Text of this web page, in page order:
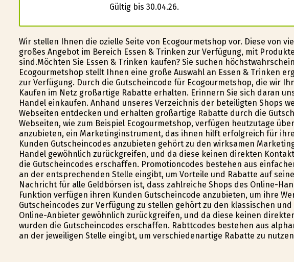
Gültig bis 30.04.26.
Wir stellen Ihnen die ofizielle Seite von Ecogourmetshop vor. Diese von
großes Angebot im Bereich Essen & Trinken zur Verfügung, mit
sind.Möchten Sie Essen & Trinken kaufen? Sie suchen
Ecogourmetshop stellt Ihnen eine große Auswahl an Essen & Trinken
zur Verfügung. Durch die Gutscheincode für Ecogourmetshop, die wir
Kaufen im Netz großartige Rabatte erhalten. Erinnern Sie sich daran
Handel einkaufen. Anhand unseres Verzeichnis der beteiligten Shops
Webseiten entdecken und erhalten großartige Rabatte durch die
Webseiten, wie zum Beispiel Ecogourmetshop, verfügen heutzutage
anzubieten, ein Marketinginstrument, das ihnen hilft erfolgreich für
Kunden Gutscheincodes anzubieten gehört zu den wirksamen
Handel gewöhnlich zurückgreifen, und da diese keinen direkten
die Gutscheincodes erschaffen. Promotioncodes bestehen aus
an der entsprechenden Stelle eingibt, um Vorteile und Rabatte auf
Nachricht für alle Geldbörsen ist, dass zahlreiche Shops des Online-
Funktion verfügen ihren Kunden Gutscheincode anzubieten, um ihre
Gutscheincodes zur Verfügung zu stellen gehört zu den klassischen
Online-Anbieter gewöhnlich zurückgreifen, und da diese keinen
wurden die Gutscheincodes erschaffen. Rabttcodes bestehen aus
an der jeweiligen Stelle eingibt, um verschiedenartige Rabatte zu